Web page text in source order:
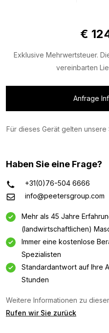
€
Exklusive Mehrwertsteuer.
vereinbarten
Anfrage
Für dieses Gerät gelten
Haben Sie eine Frage?
+31(0)76-504 6666
info@peetersgroup.com
Mehr als 45 Jahre
(landwirtschaftlichen)
Immer eine kostenlose
Spezialisten
Standardantwort auf Ihre
Stunden
Weitere Informationen zu
Rufen wir Sie zurück